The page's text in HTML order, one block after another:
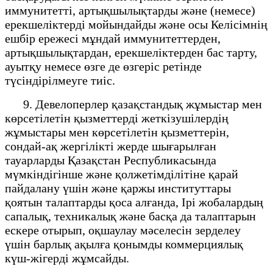
иммунитетті, артықшылықтарды және (немесе)
ерекшеліктерді мойындайды және осы Келісімнің
ешбір ережесі мұндай иммунитеттерден,
артықшылықтардан, ерекшеліктерден бас тарту,
ауытқу немесе өзге де өзгеріс ретінде
түсіндірілмеуге тиіс.
9. Девелоперлер қазақстандық жұмыстар мен
көрсетілетін қызметтерді жеткізушілердің
жұмыстары мен көрсетілетін қызметтерін,
сондай-ақ жергілікті жерде шығарылған
тауарларды Қазақстан Республикасында
мүмкіндігінше және қолжетімділітіне қарай
пайдалану үшін және қаржы институттары
қоятын талаптарды қоса алғанда, Ірі жобалардың
сапалық, техникалық және басқа да талаптарын
ескере отырып, оқшаулау мәселесін зерделеу
үшін барлық ақылға қонымды коммерциялық
күш-жігерді жұмсайды.